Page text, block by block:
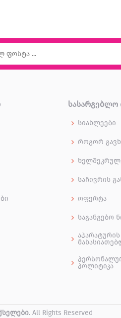
ᲡᲐᲡᲐᲠᲒᲔᲑᲚᲝ
სიახლეები
როგორ
საჩივრის
ოფერტა
საგანგებო
პოლიტიკა
. All Rights Reserved